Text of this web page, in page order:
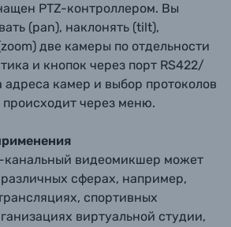
PTZ-контроллером. Вы
(pan), наклонять (tilt),
две камеры по отдельности
и кнопок через порт RS422/
адреса камер и выбор протоколов
происходит через меню.
канальный видеомикшер может
различных сферах, например,
спортивных
виртуальной студии,